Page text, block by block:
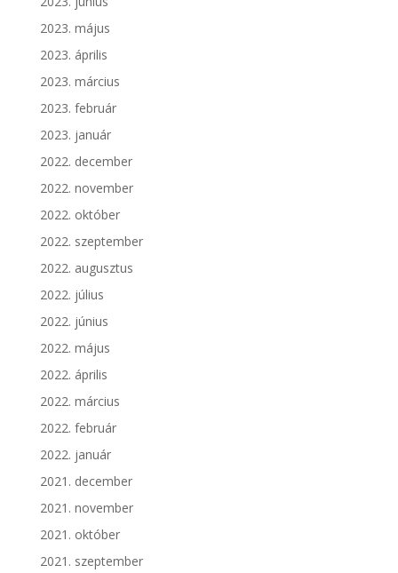
2023. május
2023. április
2023. március
2023. február
2023. január
2022. december
2022. november
2022. október
2022. szeptember
2022. augusztus
2022. július
2022. június
2022. május
2022. április
2022. március
2022. február
2022. január
2021. december
2021. november
2021. október
2021. szeptember